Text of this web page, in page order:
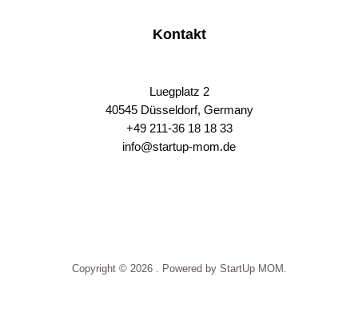
Kontakt
Luegplatz 2
40545 Düsseldorf, Germany
+49 211-36 18 18 33
info@startup-mom.de
Copyright © 2026 . Powered by StartUp MOM.